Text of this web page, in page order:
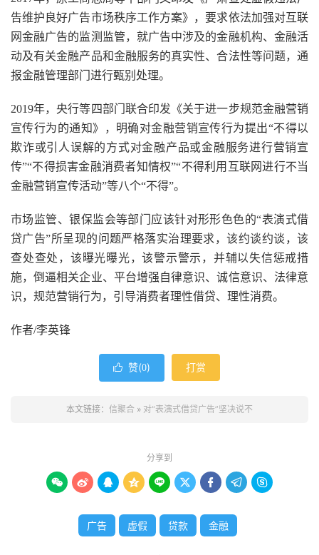
告维护良好广告市场秩序工作方案》，要求依法加强对互联
网金融广告的监测监管，就广告中涉及的金融机构、金融活
动及有关金融产品和金融服务的真实性、合法性等问题，通
报金融管理部门进行甄别处理。
2019年，央行等四部门联合印发《关于进一步规范金融营销
宣传行为的通知》，明确对金融营销宣传行为提出“不得以
欺诈或引人误解的方式对金融产品或金融服务进行营销宣
传”“不得损害金融消费者知情权”“不得利用互联网进行不当
金融营销宣传活动”等八个“不得”。
市场监管、银保监会等部门应该针对形形色色的“表演式借
贷广告”所呈现的问题严格落实治理要求，该约谈约谈，该
查处查处，该曝光曝光，该警示警示，并辅以失信惩戒措
施，倒逼相关企业、平台增强自律意识、诚信意识、法律意
识，规范营销行为，引导消费者理性借贷、理性消费。
作者/李英锋
 赞(0) 打赏
本文链接： 信聚合 » 对“表演式借贷广告”坚决说不
分享到
        
广告 虚假 贷款 金融